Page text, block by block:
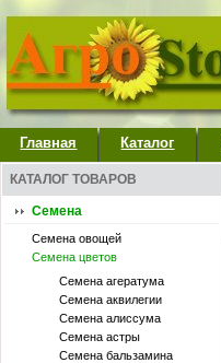
Главная Каталог
КАТАЛОГ ТОВАРОВ
Семена
Семена овощей
Семена цветов
Семена агератума
Семена аквилегии
Семена алиссума
Семена астры
Семена бальзамина